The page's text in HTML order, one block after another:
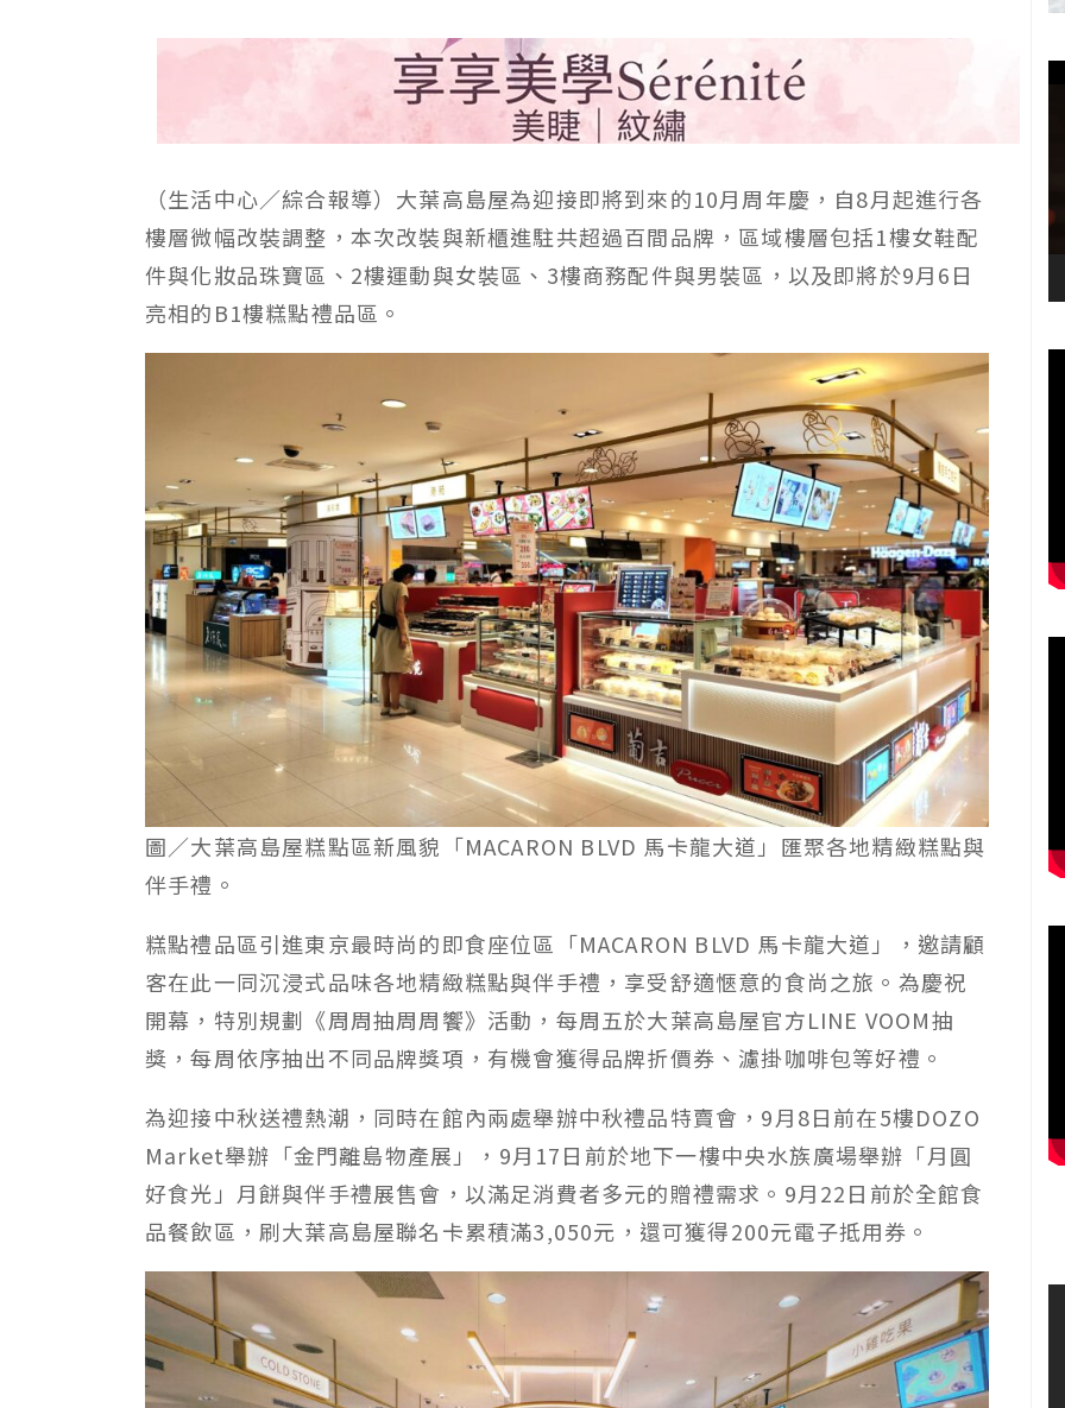
（生活中心／綜合報導）大葉高島屋為迎接即將到來的10月周年慶，自8月起進行各
樓層微幅改裝調整，本次改裝與新櫃進駐共超過百間品牌，區域樓層包括1樓女鞋配
件與化妝品珠寶區、2樓運動與女裝區、3樓商務配件與男裝區，以及即將於9月6日
亮相的B1樓糕點禮品區。
圖／大葉高島屋糕點區新風貌「MACARON BLVD 馬卡龍大道」匯聚各地精緻糕點與
伴手禮。
糕點禮品區引進東京最時尚的即食座位區「MACARON BLVD 馬卡龍大道」，邀請顧
客在此一同沉浸式品味各地精緻糕點與伴手禮，享受舒適愜意的食尚之旅。為慶祝
開幕，特別規劃《周周抽周周饗》活動，每周五於大葉高島屋官方LINE VOOM抽
獎，每周依序抽出不同品牌獎項，有機會獲得品牌折價券、濾掛咖啡包等好禮。
為迎接中秋送禮熱潮，同時在館內兩處舉辦中秋禮品特賣會，9月8日前在5樓DOZO
Market舉辦「金門離島物產展」，9月17日前於地下一樓中央水族廣場舉辦「月圓
好食光」月餅與伴手禮展售會，以滿足消費者多元的贈禮需求。9月22日前於全館食
品餐飲區，刷大葉高島屋聯名卡累積滿3,050元，還可獲得200元電子抵用券。